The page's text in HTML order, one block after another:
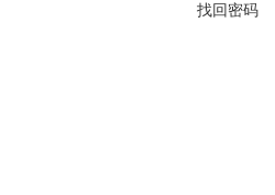
找回密码